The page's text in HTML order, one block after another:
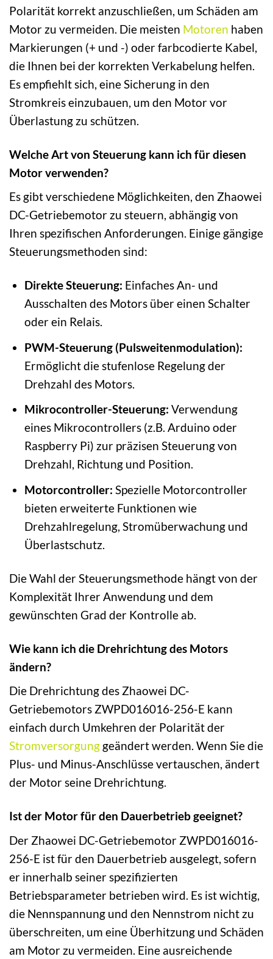
Polarität korrekt anzuschließen, um Schäden am
Motor zu vermeiden. Die meisten Motoren haben
Markierungen (+ und -) oder farbcodierte Kabel,
die Ihnen bei der korrekten Verkabelung helfen.
Es empfiehlt sich, eine Sicherung in den
Stromkreis einzubauen, um den Motor vor
Überlastung zu schützen.
Welche Art von Steuerung kann ich für diesen
Motor verwenden?
Es gibt verschiedene Möglichkeiten, den Zhaowei
DC-Getriebemotor zu steuern, abhängig von
Ihren spezifischen Anforderungen. Einige gängige
Steuerungsmethoden sind:
Direkte Steuerung: Einfaches An- und
Ausschalten des Motors über einen Schalter
oder ein Relais.
PWM-Steuerung (Pulsweitenmodulation):
Ermöglicht die stufenlose Regelung der
Drehzahl des Motors.
Mikrocontroller-Steuerung: Verwendung
eines Mikrocontrollers (z.B. Arduino oder
Raspberry Pi) zur präzisen Steuerung von
Drehzahl, Richtung und Position.
Motorcontroller: Spezielle Motorcontroller
bieten erweiterte Funktionen wie
Drehzahlregelung, Stromüberwachung und
Überlastschutz.
Die Wahl der Steuerungsmethode hängt von der
Komplexität Ihrer Anwendung und dem
gewünschten Grad der Kontrolle ab.
Wie kann ich die Drehrichtung des Motors
ändern?
Die Drehrichtung des Zhaowei DC-
Getriebemotors ZWPD016016-256-E kann
einfach durch Umkehren der Polarität der
Stromversorgung geändert werden. Wenn Sie die
Plus- und Minus-Anschlüsse vertauschen, ändert
der Motor seine Drehrichtung.
Ist der Motor für den Dauerbetrieb geeignet?
Der Zhaowei DC-Getriebemotor ZWPD016016-
256-E ist für den Dauerbetrieb ausgelegt, sofern
er innerhalb seiner spezifizierten
Betriebsparameter betrieben wird. Es ist wichtig,
die Nennspannung und den Nennstrom nicht zu
überschreiten, um eine Überhitzung und Schäden
am Motor zu vermeiden. Eine ausreichende